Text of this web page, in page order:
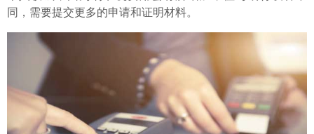
同，需要提交更多的申请和证明材料。